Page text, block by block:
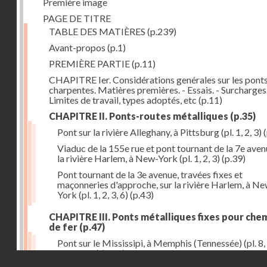
PAGE DE TITRE
TABLE DES MATIÈRES (p.239)
Avant-propos (p.1)
PREMIÈRE PARTIE(p.11)
CHAPITRE Ier. Considérations genérales sur les
charpentes. Matières premières. - Essais. -
Limites de travail, types adoptés, etc (p.11)
CHAPITRE II. Ponts-routes métalliques (p.35)
Pont sur la rivière Alleghany, à Pittsburg (pl. 1, 2, 3)
Viaduc de la 155e rue et pont tournant de la 7e
la rivière Harlem, à New-York (pl. 1, 2, 3) (p.39)
Pont tournant de la 3e avenue, travées fixes et
maçonneries d'approche, sur la rivière Harlem, à
York (pl. 1, 2, 3, 6) (p.43)
CHAPITRE III. Ponts métalliques fixes pour
de fer (p.47)
Pont sur le Mississipi, à Memphis (Tennessée) (pl. 8,
11, 12, 13)(p.47)